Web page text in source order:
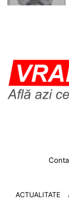
ACTUALITATE